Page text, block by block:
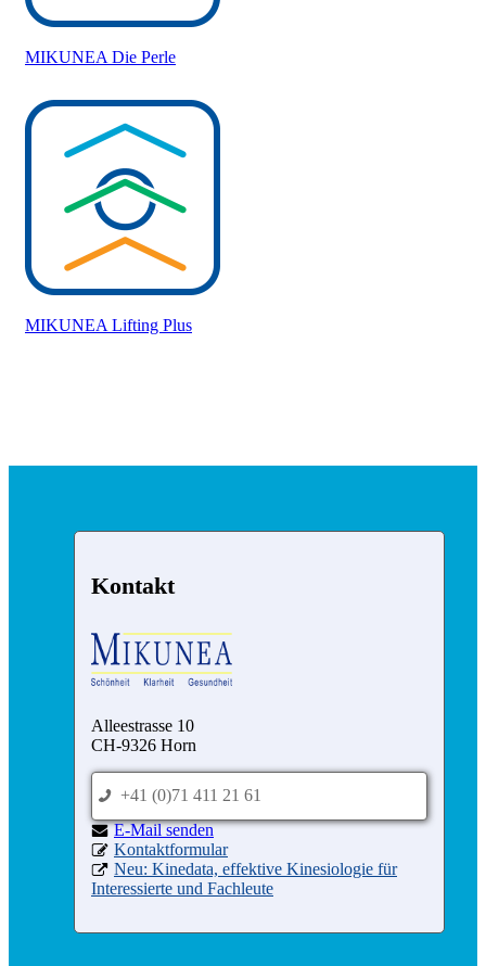
MIKUNEA Die Perle
MIKUNEA Lifting Plus
Kontakt
Alleestrasse 10
CH-9326 Horn
p +41 (0)71 411 21 61
e nednes liaM-E
d Kontaktformular
x Neu: Kinedata, effektive Kinesiologie für
Interessierte und Fachleute